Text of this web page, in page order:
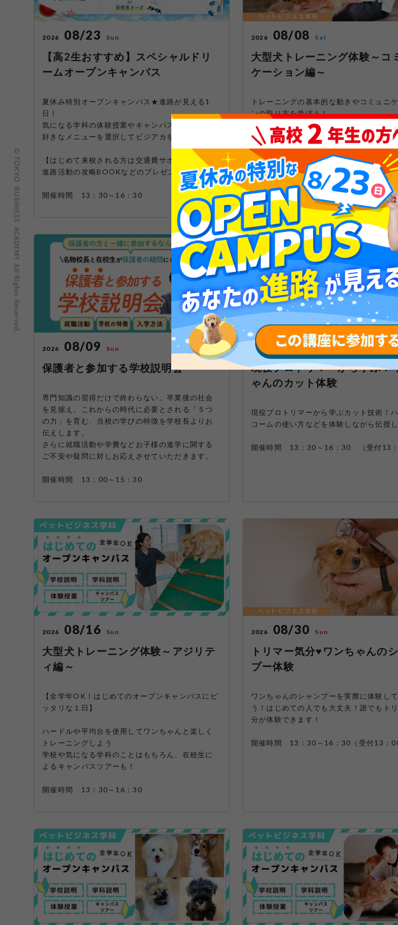
2026 08/23 Sun
【高2生おすすめ】スペシャルドリ
ームオープンキャンパス
夏休み特別オープンキャンパス★進路が見える1
日！
気になる学科の体験授業やキャンパスツアーなど
好きなメニューを選択してビジアカを知ろう！
【はじめて来校される方は交通費サポート2倍】
進路活動の攻略BOOKなどのプレゼントも！
開催時間 13：30～16：30
2026 08/08 Sat
大型犬トレーニング体験～コ
ケーション編～
トレーニングの基本的な動きやコミュニ
ンの取り方を学ぼう！
開催時間 13：30～16：30 （受付13
2026 08/09 Sun
保護者と参加する学校説明会
専門知識の習得だけで終わらない。卒業後の社会
を見据え、これからの時代に必要とされる「５つ
の力」を育む、当校の学びの特徴を学校長よりお
伝えします。
さらに就職活動や学費などお子様の進学に関する
ご不安や疑問に対しお応えさせていただきます。
開催時間 13：00～15：30
2026 08/09 Sun
現役プロトリマーから学ぶ！
ゃんのカット体験
現役プロトリマーから学ぶカット技術！
コームの使い方などを体験しながら伝授し
開催時間 13：30～16：30 （受付13：
2026 08/16 Sun
大型犬トレーニング体験～アジリテ
ィ編～
【全学年OK！はじめてのオープンキャンパスにピ
ッタリな１日】
ハードルや平均台を使用してワンちゃんと楽しく
トレーニングしよう
学校や気になる学科のことはもちろん、在校生に
よるキャンパスツアーも！
開催時間 13：30～16：30
2026 08/30 Sun
トリマー気分♥ワンちゃんの
プー体験
ワンちゃんのシャンプーを実際に体験し
う！はじめての人でも大丈夫！誰でもト
分が体験できます！
開催時間 13：30～16：30（受付13：00